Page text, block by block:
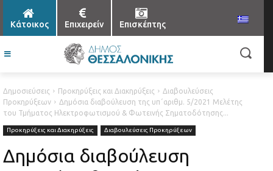
Κάτοικος Επιχειρείν Επισκέπτης
Δημοσιεύσεις Προκηρύξεις και Διακηρύξεις
Διαβουλεύσεις
Προκηρύξεων
Δημόσια διαβούλευση της υπ΄αριθμ. 5/2021 Μελέτης
του Τμήματος Ηλεκτροφωτισμού & Φωτεινής Σηματοδότησης...
Προκηρύξεις και Διακηρύξεις Διαβουλεύσεις Προκηρύξεων
Δημόσια διαβούλευση